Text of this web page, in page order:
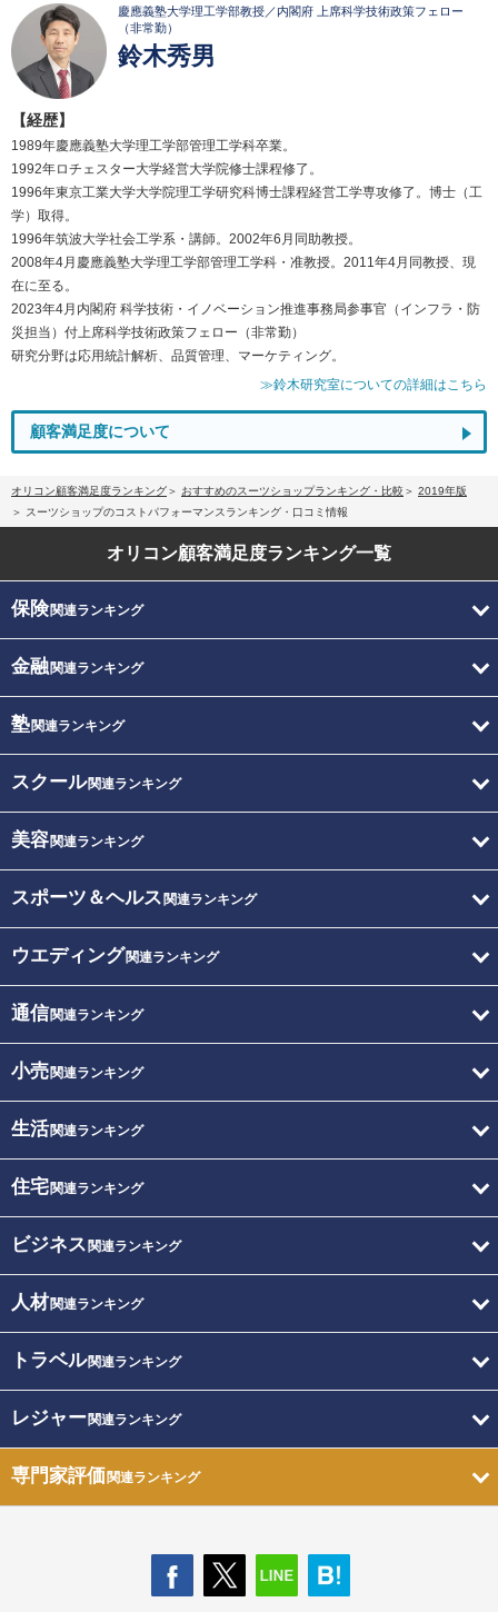
慶應義塾大学理工学部教授／内閣府 上席科学技術政策フェロー
（非常勤）
鈴木秀男
【経歴】
1989年慶應義塾大学理工学部管理工学科卒業。
1992年ロチェスター大学経営大学院修士課程修了。
1996年東京工業大学大学院理工学研究科博士課程経営工学専攻修了。博士（工
学）取得。
1996年筑波大学社会工学系・講師。2002年6月同助教授。
2008年4月慶應義塾大学理工学部管理工学科・准教授。2011年4月同教授、現
在に至る。
2023年4月内閣府 科学技術・イノベーション推進事務局参事官（インフラ・防
災担当）付上席科学技術政策フェロー（非常勤）
研究分野は応用統計解析、品質管理、マーケティング。
≫鈴木研究室についての詳細はこちら
顧客満足度について
オリコン顧客満足度ランキング おすすめのスーツショップランキング・比較
2019年版
スーツショップのコストパフォーマンスランキング・口コミ情報
オリコン顧客満足度ランキング一覧
保険関連ランキング
金融関連ランキング
塾関連ランキング
スクール関連ランキング
美容関連ランキング
スポーツ＆ヘルス 関連ランキング
ウエディング関連ランキング
通信関連ランキング
小売関連ランキング
生活関連ランキング
住宅関連ランキング
ビジネス 関連ランキング
人材関連ランキング
トラベル関連ランキング
レジャー関連ランキング
専門家評価関連ランキング